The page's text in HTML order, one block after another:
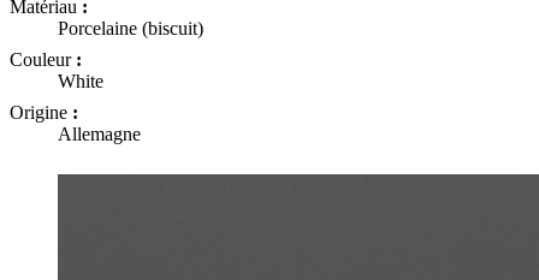
Matériau :
Porcelaine (biscuit)
Couleur :
White
Origine :
Allemagne